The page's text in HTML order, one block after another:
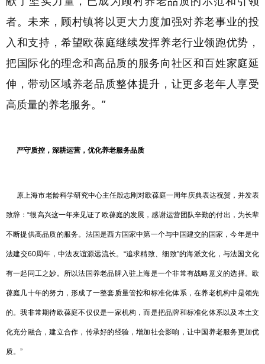
者。未来，顾村镇将以更大力度加强对养老事业的投
入和支持，希望欧葆庭继续发挥养老行业领跑优势，
把国际化的理念和高品质的服务向社区和百姓家庭延
伸，带动区域养老品质整体提升，让更多老年人享受
高质量的养老服务。 ”
严守质控，深耕运营，优化养老服务品质
原上海市老龄科学研究中心主任殷志刚对欧葆庭一周年庆典表达祝贺，并发表
致辞：“很高兴这一年来见证了欧葆庭的发展，感谢运营团队辛勤的付出，为长辈
不断提供高品质的服务。法国是西方国家中第一个与中国建交的国家，今年是中
法建交60周年，中法友谊源远流长。“追求精致、细致”的海派文化，与法国文化
有一起同工之妙。所以法国养老品牌入驻上海是一个非常有战略意义的选择。欧
葆庭几十年的努力，形成了一整套质量管控和标准化体系，在养老机构中是领先
的。我非常期待欧葆庭不仅仅是一家机构，而是把品牌和标准化体系以及本土文
化充分融合，建立合作，传承好的经验，增加社会影响，让中国养老服务更加优
质。”